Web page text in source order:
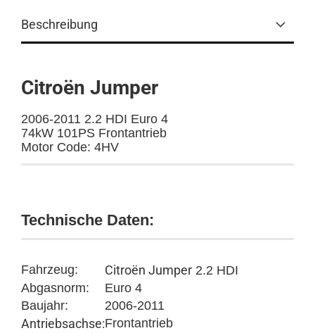
Beschreibung
Citroën Jumper
2006-2011 2.2 HDI Euro 4
74kW 101PS Frontantrieb
Motor Code: 4HV
Technische Daten:
Fahrzeug: Citroën Jumper 2.2 HDI
Abgasnorm:
Euro 4
Baujahr:
2006-2011
Antriebsachse:Frontantrieb